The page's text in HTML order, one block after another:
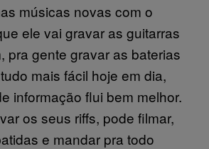
músicas novas com o
ele vai gravar as guitarras
pra gente gravar as baterias
mais fácil hoje em dia,
informação flui bem melhor.
os seus riffs, pode filmar,
e mandar pra todo